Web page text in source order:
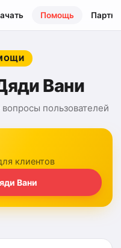
Помощь
Вани
пользователей
клиентов
Вани